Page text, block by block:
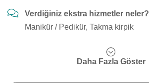
Verdiğiniz ekstra hizmetler neler?
Manikür / Pedikür, Takma kirpik
Daha Fazla Göster